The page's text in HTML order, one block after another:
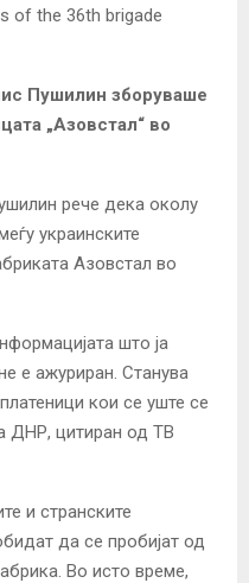
Пушилин зборуваше
„Азовстал“ во
рече дека околу
украинските
Азовстал во
што ја
е ажуриран. Станува
кои се уште се
ДНР, цитиран од ТВ
и странските
да се пробијат од
Во исто време,